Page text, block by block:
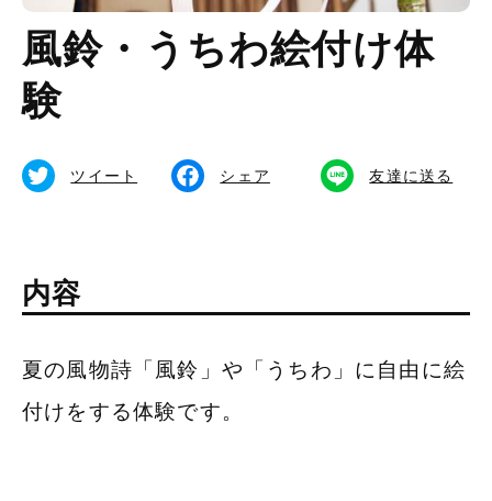
遊ぶ
食べる
体験する
備北コスモスピクニッ
ク
公式SNS
総合TOPページ
風鈴・うちわ絵付け体
験
ツイート シェア 友達に送る
内容
夏の風物詩「風鈴」や「うちわ」に自由に絵
付けをする体験です。